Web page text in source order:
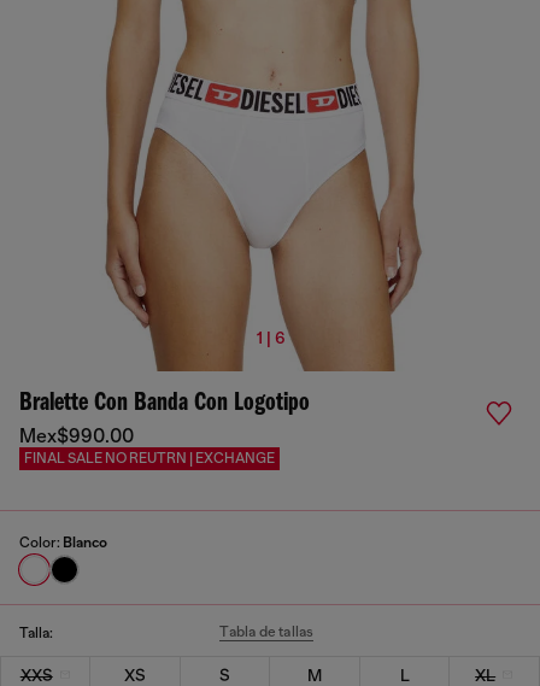
1 | 6
Bralette Con Banda Con Logotipo
Mex$990.00
FINAL SALE NO REUTRN | EXCHANGE
Color: Blanco
Talla: Tabla de tallas
XXS XS S M L XL